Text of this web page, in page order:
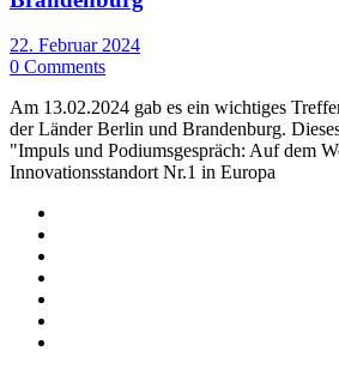
22. Februar 2024
0 Comments
Am 13.02.2024 gab es ein wichtiges
der Länder Berlin und Brandenburg.
"Impuls und Podiumsgespräch: Auf dem
Innovationsstandort Nr.1 in Europa